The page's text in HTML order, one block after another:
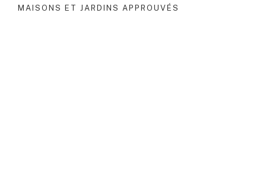
MAISONS ET JARDINS APPROUVÉS